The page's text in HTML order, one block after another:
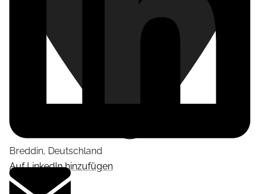
Auf LinkedIn hinzufügen
Breddin, Deutschland